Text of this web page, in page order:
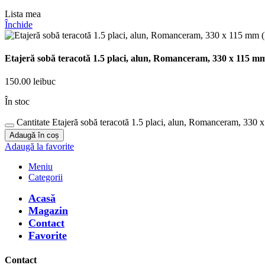
Lista mea
Închide
Etajeră sobă teracotă 1.5 placi, alun, Romanceram, 330 x 115
150.00 leibuc
În stoc
Cantitate Etajeră sobă teracotă 1.5 placi, alun, Romanceram, 330
Adaugă în coș
Adaugă la favorite
Meniu
Categorii
Acasă
Magazin
Contact
Favorite
Contact